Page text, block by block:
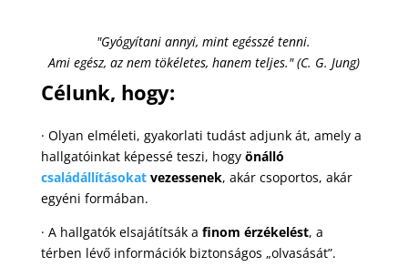
"Gyógyítani annyi, mint egésszé tenni.
Ami egész, az nem tökéletes, hanem teljes." (C. G. Jung)
Célunk, hogy:
· Olyan elméleti, gyakorlati tudást adjunk át, amely a
hallgatóinkat képessé teszi, hogy önálló
családállításokatvezessenek, akár csoportos, akár
egyéni formában.
· A hallgatók elsajátítsák a finom érzékelést, a
térben lévő információk biztonságos „olvasását”.